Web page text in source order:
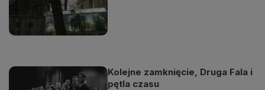
Kolejne zamknięcie, Druga Fala i
pętla czasu